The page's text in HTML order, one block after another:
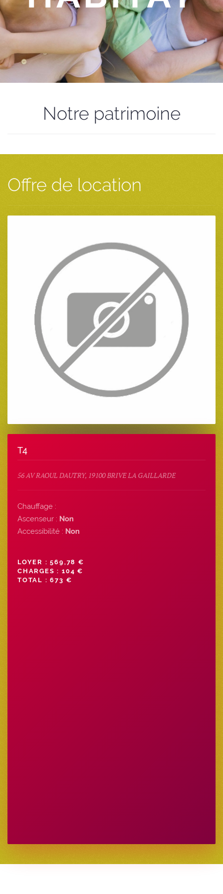
Notre patrimoine
Offre de location
T4
56 AV RAOUL DAUTRY, 19100 BRIVE LA GAILLARDE
Chauffage :
Ascenseur : Non
Accessibilité : Non
LOYER : 569,78 €
CHARGES : 104 €
TOTAL : 673 €